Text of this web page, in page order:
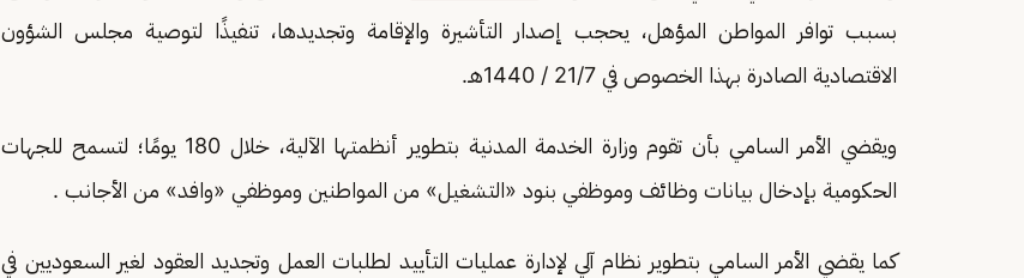
بسبب توافر المواطن المؤهل، يحجب إصدار التأشيرة والإقامة وتجديدها، تنفيذًا لتوصية مجلس الشؤون
الاقتصادية الصادرة بهذا الخصوص في 21/7 / 1440هـ.
ويقضي الأمر السامي بأن تقوم وزارة الخدمة المدنية بتطوير أنظمتها الآلية، خلال 180 يومًا؛ لتسمح للجهات
الحكومية بإدخال بيانات وظائف وموظفي بنود «التشغيل» من المواطنين وموظفي «وافد» من الأجانب .
كما يقضي الأمر السامي بتطوير نظام آلي لإدارة عمليات التأييد لطلبات العمل وتجديد العقود لغير السعوديين في